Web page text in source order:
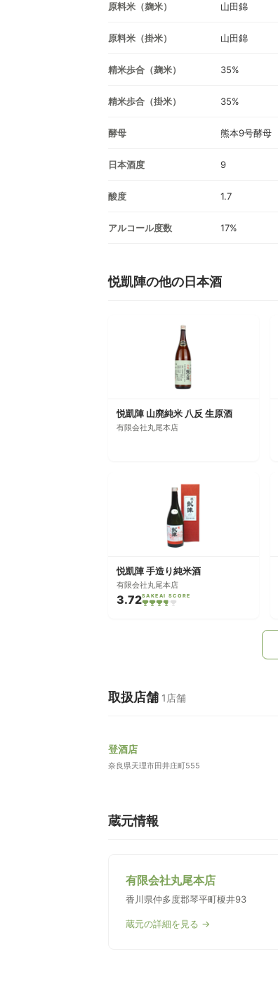
原料米（麹米） 山田錦
原料米（掛米） 山田錦
精米歩合（麹米） 35%
精米歩合（掛米） 35%
酵母 熊本9号酵母
日本酒度 9
酸度 1.7
アルコール度数 17%
悦凱陣の他の日本酒
悦凱陣 山廃純米 八反 生原酒
有限会社丸尾本店
悦凱陣 手造り純米酒
有限会社丸尾本店
3.72SAKEAI SCORE
取扱店舗 1店舗
登酒店
奈良県天理市田井庄町555
蔵元情報
有限会社丸尾本店
香川県仲多度郡琴平町榎井93
蔵元の詳細を見る →